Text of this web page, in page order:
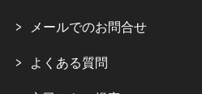
メールでのお問合せ
よくある質問